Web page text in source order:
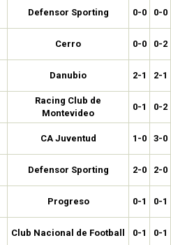
Defensor Sporting 0-0 0-0
Cerro 0-0 0-2
Danubio 2-1 2-1
Racing Club de
Montevideo
0-1 0-2
CA Juventud 1-0 3-0
Defensor Sporting 2-0 2-0
Progreso 0-1 0-1
Club Nacional de Football 0-1 0-1